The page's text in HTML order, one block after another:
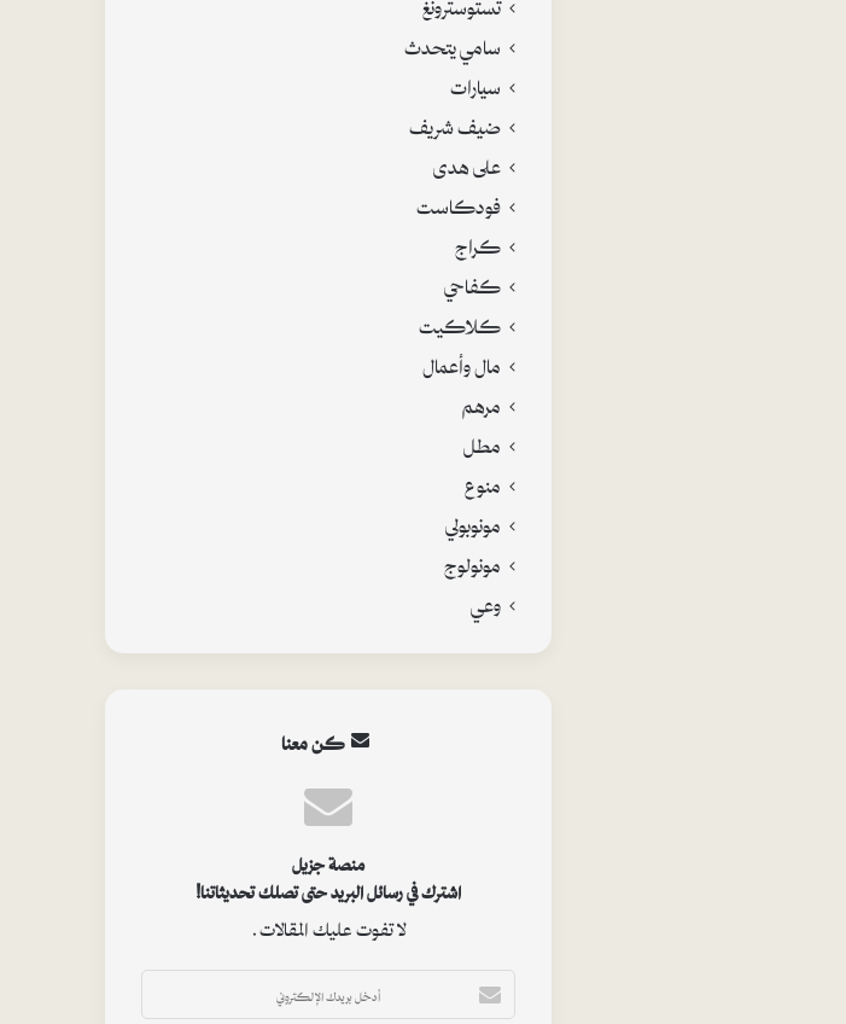
سامي يتحدث
سيارات
ضيف شريف
على هدى
فودكاست
كراج
كفاحي
كلاكيت
مال وأعمال
مرهم
مطل
منوع
مونوبولي
مونولوج
وعي
كن معنا
منصة جزيل
اشترك في رسائل البريد حتى تصلك تحديثاتنا!
لا تفوت عليك المقالات.
أ
د